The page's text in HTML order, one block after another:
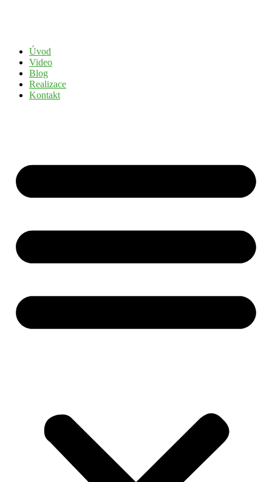
Úvod
Video
Blog
Realizace
Kontakt